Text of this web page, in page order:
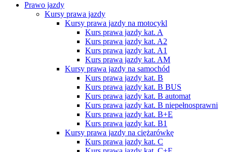
Prawo jazdy
Kursy prawa jazdy
Kursy prawa jazdy na motocykl
Kurs prawa jazdy kat. A
Kurs prawa jazdy kat. A2
Kurs prawa jazdy kat. A1
Kurs prawa jazdy kat. AM
Kursy prawa jazdy na samochód
Kurs prawa jazdy kat. B
Kurs prawa jazdy kat. B BUS
Kurs prawa jazdy kat. B automat
Kurs prawa jazdy kat. B niepełnosprawni
Kurs prawa jazdy kat. B+E
Kurs prawa jazdy kat. B1
Kursy prawa jazdy na ciężarówkę
Kurs prawa jazdy kat. C